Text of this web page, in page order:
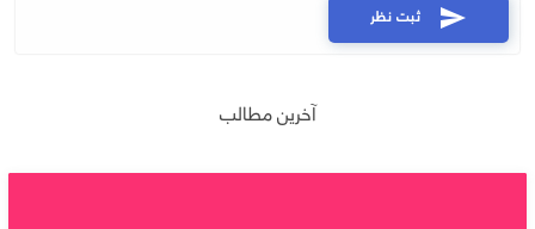
ثبت نظر send
آخرین مطالب